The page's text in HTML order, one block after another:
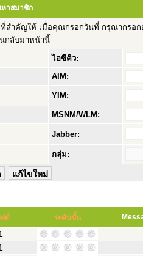
าสมาชิก
สำคัญให้ เมื่อคุณกรอกวันที่ กรุณากรอก
นกลับมาหน้านี้
ไอซีคิว:
AIM:
YIM:
MSNM/WLM:
Jabber:
กลุ่ม:
ต์ ระดับขั้น